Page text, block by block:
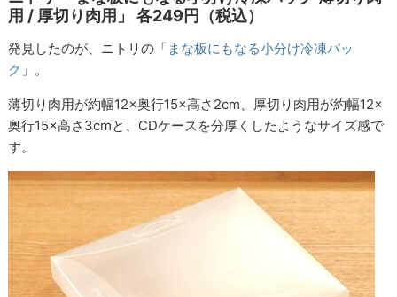
用 / 厚切り肉用」 各249円（税込）
発見したのが、ニトリの「 まな板にもなる小分け冷凍パッ
ク 」。
薄切り肉用が約幅12×奥行15×高さ2cm、厚切り肉用が約幅12×
奥行15×高さ3cmと、CDケースを分厚くしたようなサイズ感で
す。